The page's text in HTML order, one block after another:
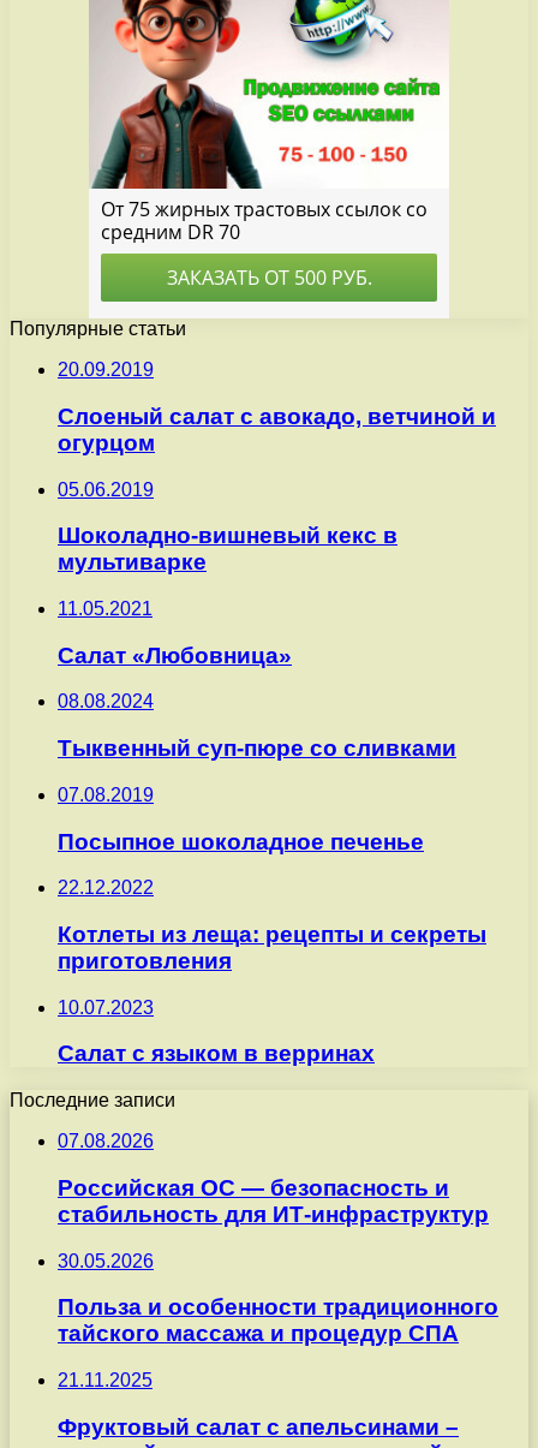
Популярные статьи
20.09.2019
Слоеный салат с авокадо, ветчиной и
огурцом
05.06.2019
Шоколадно-вишневый кекс в
мультиварке
11.05.2021
Салат «Любовница»
08.08.2024
Тыквенный суп-пюре со сливками
07.08.2019
Посыпное шоколадное печенье
22.12.2022
Котлеты из леща: рецепты и секреты
приготовления
10.07.2023
Салат с языком в верринах
Последние записи
07.08.2026
Российская ОС — безопасность и
стабильность для ИТ-инфраструктур
30.05.2026
Польза и особенности традиционного
тайского массажа и процедур СПА
21.11.2025
Фруктовый салат с апельсинами –